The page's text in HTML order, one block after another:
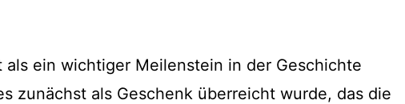
als ein wichtiger Meilenstein in der Geschichte
zunächst als Geschenk überreicht wurde, das die